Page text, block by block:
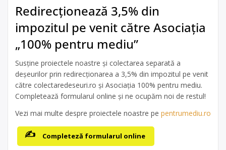
Redirecționează 3,5% din
impozitul pe venit către Asociația
„100% pentru mediu”
Susține proiectele noastre și colectarea separată a
deșeurilor prin redirecționarea a 3,5% din impozitul pe venit
către colectaredeseuri.ro și Asociația 100% pentru mediu.
Completează formularul online și ne ocupăm noi de restul!
Vezi mai multe despre proiectele noastre pe pentrumediu.ro
Completeză formularul online